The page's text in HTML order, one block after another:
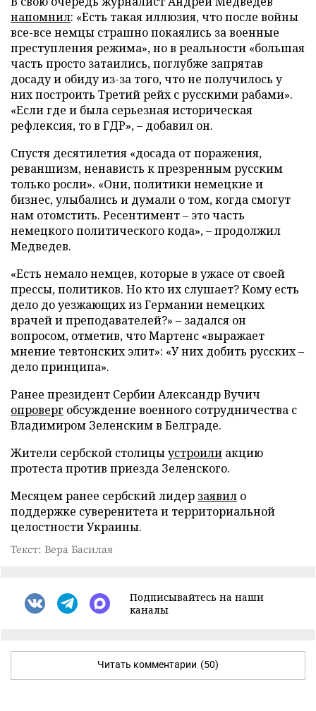
напомнил: «Есть такая иллюзия, что после войны
все-все немцы страшно покаялись за военные
преступления режима», но в реальности «большая
часть просто затаились, поглубже запрятав
досаду и обиду из-за того, что не получилось у
них построить Третий рейх с русскими рабами».
«Если где и была серьезная историческая
рефлексия, то в ГДР», – добавил он.
Спустя десятилетия «досада от поражения,
реваншизм, ненависть к презренным русским
только росли». «Они, политики немецкие и
бизнес, улыбались и думали о том, когда смогут
нам отомстить. Ресентимент – это часть
немецкого политического кода», – продолжил
Медведев.
«Есть немало немцев, которые в ужасе от своей
прессы, политиков. Но кто их слушает? Кому есть
дело до уезжающих из Германии немецких
врачей и преподавателей?» – задался он
вопросом, отметив, что Мартенс «выражает
мнение тевтонских элит»: «У них добить русских –
дело принципа».
Ранее президент Сербии Александр Вучич
опроверг обсуждение военного сотрудничества с
Владимиром Зеленским в Белграде.
Жители сербской столицыустроили акцию
протеста против приезда Зеленского.
Месяцем ранее сербский лидер заявил о
поддержке суверенитета и территориальной
целостности Украины.
Текст: Вера Басилая
Подписывайтесь на наши
каналы
Читать комментарии (50)